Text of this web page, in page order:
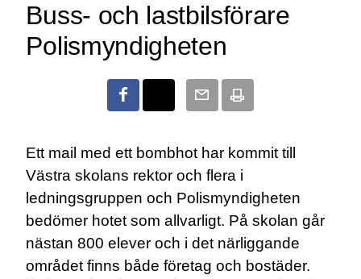
Buss- och lastbilsförare
Polismyndigheten
Ett mail med ett bombhot har kommit till
Västra skolans rektor och flera i
ledningsgruppen och Polismyndigheten
bedömer hotet som allvarligt. På skolan går
nästan 800 elever och i det närliggande
området finns både företag och bostäder.